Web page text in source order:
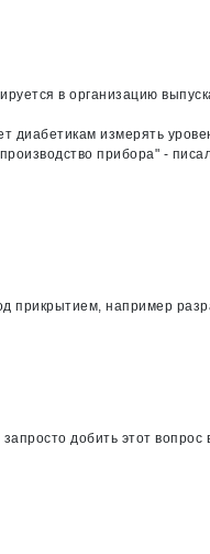
в организацию
диабетикам измерять
прибора" -
например
добить этот вопрос